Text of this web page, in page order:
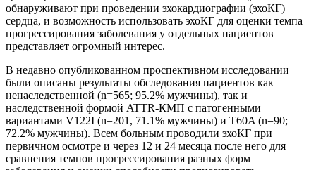
обнаруживают при проведении эхокардиографии (эхоКГ)
сердца, и возможность использовать эхоКГ для оценки темпа
прогрессирования заболевания у отдельных пациентов
представляет огромный интерес.
В недавно опубликованном проспективном исследовании
были описаны результаты обследования пациентов как
ненаследственной (n=565; 95.2% мужчины), так и
наследственной формой ATTR-КМП с патогенными
вариантами V122I (n=201, 71.1% мужчины) и T60A (n=90;
72.2% мужчины). Всем больным проводили эхоКГ при
первичном осмотре и через 12 и 24 месяца после него для
сравнения темпов прогрессирования разных форм